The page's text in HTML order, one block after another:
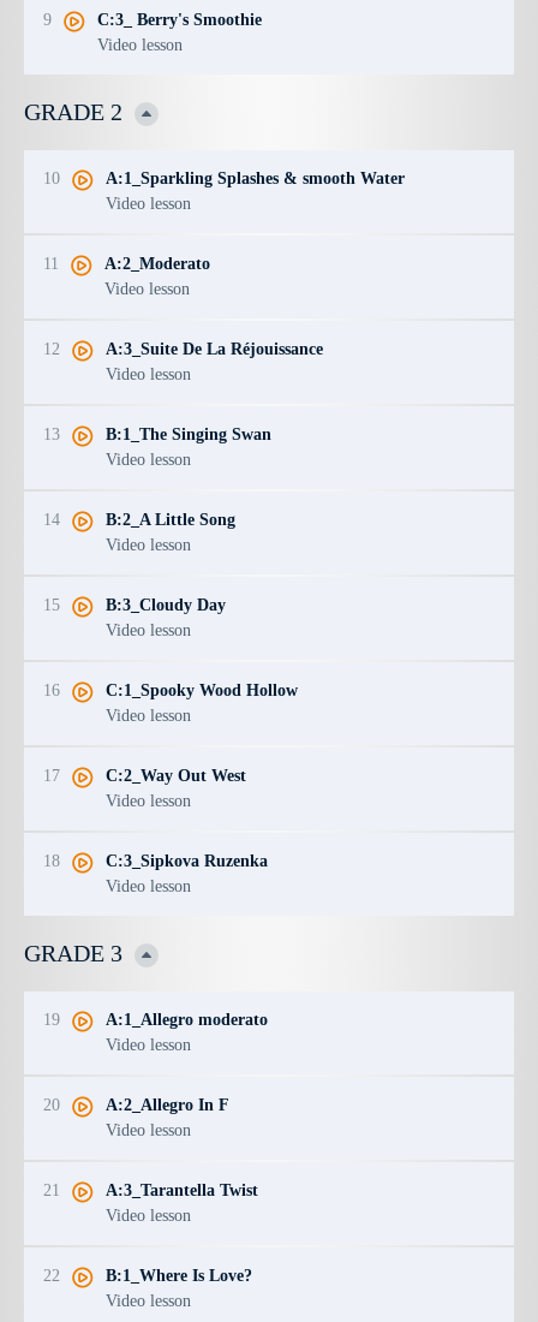
9
C:3_ Berry's Smoothie
Video lesson
GRADE 2
10
A:1_Sparkling Splashes & smooth Water
Video lesson
11
A:2_Moderato
Video lesson
12
A:3_Suite De La Réjouissance
Video lesson
13
B:1_The Singing Swan
Video lesson
14
B:2_A Little Song
Video lesson
15
B:3_Cloudy Day
Video lesson
16
C:1_Spooky Wood Hollow
Video lesson
17
C:2_Way Out West
Video lesson
18
C:3_Sipkova Ruzenka
Video lesson
GRADE 3
19
A:1_Allegro moderato
Video lesson
20
A:2_Allegro In F
Video lesson
21
A:3_Tarantella Twist
Video lesson
22
B:1_Where Is Love?
Video lesson